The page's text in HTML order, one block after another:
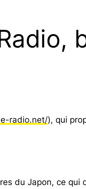
radio.net/), qui
du Japon, ce qui